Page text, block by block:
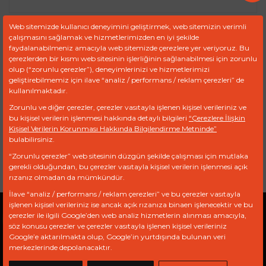
Ürün Kodu :FDR 9183
TEKLIF TALEP FORMU
Ref Marka Model Motor
Gizlilik Politikası Açık Rıza Beyanı KVKK
Web sitemizde kullanıcı deneyimini geliştirmek, web sitemizin verimli
çalışmasını sağlamak ve hizmetlerimizden en iyi şekilde
faydalanabilmeniz amacıyla web sitemizde çerezlere yer veriyoruz. Bu
çerezlerden bir kısmı web sitesinin işlerliğinin sağlanabilmesi için zorunlu
olup (“zorunlu çerezler”), deneyimlerinizi ve hizmetlerimizi
geliştirebilmemiz için ilave “analiz / performans / reklam çerezleri” de
kullanılmaktadır.
Zorunlu ve diğer çerezler, çerezler vasıtayla işlenen kişisel verileriniz ve
bu kişisel verilerin işlenmesi hakkında detaylı bilgileri “Çerezlere İlişkin
Kişisel Verilerin Korunması Hakkında Bilgilendirme Metninde”
bulabilirsiniz.
“Zorunlu çerezler” web sitesinin düzgün şekilde çalışması için mutlaka
gerekli olduğundan, bu çerezler vasıtayla kişisel verilerin işlenmesi açık
rızanız olmadan da mümkündür.
İlave “analiz / performans / reklam çerezleri” ve bu çerezler vasıtayla
işlenen kişisel verileriniz ise ancak açık rızanıza binaen işlenecektir ve bu
çerezler ile ilgili Google’den web analiz hizmetlerin alınması amacıyla,
söz konusu çerezler ve çerezler vasıtayla işlenen kişisel verileriniz
Google’e aktarılmakta olup, Google’in yurtdışında bulunan veri
merkezlerinde depolanacaktır.